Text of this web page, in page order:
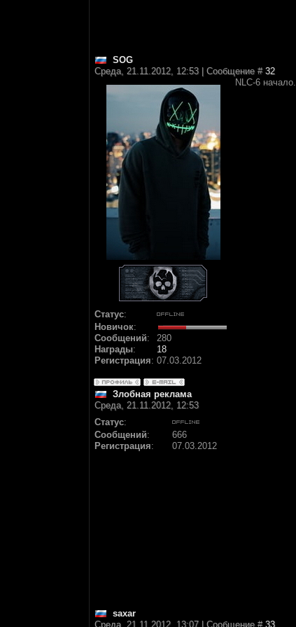
SOG
Среда, 21.11.2012, 12:53 | Сообщение # 32
Статус:
Новичок:
Сообщений:
280
Награды:
18
Регистрация: 07.03.2012
NLC-6 начало.
Злобная реклама
Среда, 21.11.2012, 12:53
Статус:
Сообщений:
666
Регистрация: 07.03.2012
saxar
Среда, 21.11.2012, 13:07 | Сообщение # 33